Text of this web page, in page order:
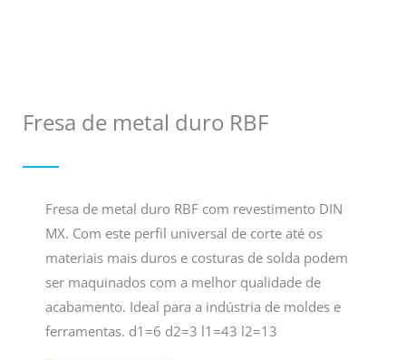
Fresa de metal duro RBF
Fresa de metal duro RBF com revestimento DIN
MX. Com este perfil universal de corte até os
materiais mais duros e costuras de solda podem
ser maquinados com a melhor qualidade de
acabamento. Ideal para a indústria de moldes e
ferramentas. d1=6 d2=3 l1=43 l2=13